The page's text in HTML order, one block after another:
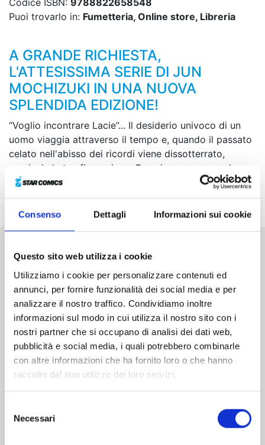
Consenso Dettagli Informazioni sui cookie
Questo sito web utilizza i cookie
Utilizziamo i cookie per personalizzare contenuti ed
annunci, per fornire funzionalità dei social media e per
analizzare il nostro traffico. Condividiamo inoltre
informazioni sul modo in cui utilizza il nostro sito con i
nostri partner che si occupano di analisi dei dati web,
pubblicità e social media, i quali potrebbero combinarle
con altre informazioni che ha fornito loro o che hanno
raccolto dal suo utilizzo dei loro servizi.
delNecessari
Codice ISBN: 9788822658548
Puoi trovarlo in: Fumetteria, Online store, Libreria
A GRANDE RICHIESTA,
L'ATTESISSIMA SERIE DI JUN
MOCHIZUKI IN UNA NUOVA
SPLENDIDA EDIZIONE!
“Voglio incontrare Lacie”... Il desiderio univoco di un
uomo viaggia attraverso il tempo e, quando il passato
celato nell'abisso dei ricordi viene dissotterrato,
comincia la trasfigurazione. Proprio come se quel
desiderio fosse stato la causa oscura di ogni
tormento...
Altri volumi della serie